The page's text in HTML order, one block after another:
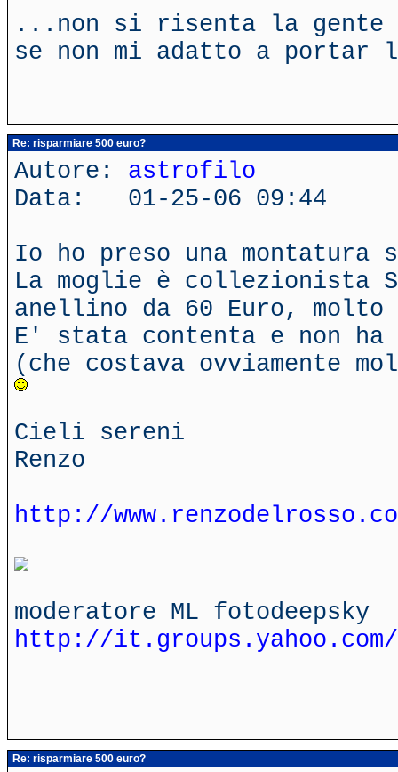
...non si risenta la gente
se non mi adatto a portar
Re: risparmiare 500 euro?
Autore: astrofilo
Data: 01-25-06 09:44
Io ho preso una montatura
La moglie è collezionista
anellino da 60 Euro,
E' stata contenta e non
(che costava ovviamente
Cieli sereni
Renzo
http://
moderatore ML fotodeepsky
http://it.groups.yahoo.com/
Re: risparmiare 500 euro?